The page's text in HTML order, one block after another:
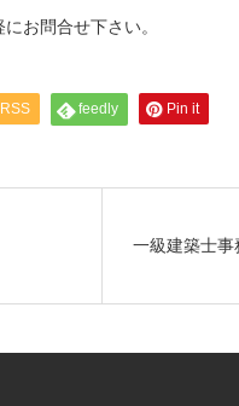
お問合せ下さい。
RSS feedly Pin it
一級建築士事